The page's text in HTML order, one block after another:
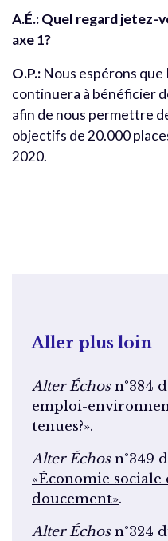
A.É.:Quel regard jetez-
axe 1?
O.P.: Nous espérons
continuera à bénéficier
afin de nous permettre
objectifs de 20.000
2020.
Aller plus loin
Alter Échosn°384
emploi-
tenues?».
Alter Échosn°349
«Économie sociale
doucement».
Alter Échosn°324